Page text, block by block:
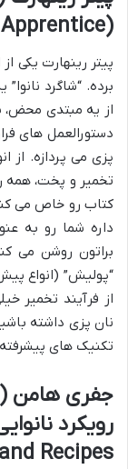
(The Bread Baker’s Apprentice)
پیتر رینهارت یکی
برده. “شاگرد
از یه مبتدی محض،
دستورالعمل های
پزی می پردازه. از
تخمیر و پخت، همه
کتاب رو خاص می
داره شما رو به
براتون روشن می
“پولیش” (انواع
از فرآیند تخمیر
نان پزی داشته
تکنیک های پیشرفته
Recipes)